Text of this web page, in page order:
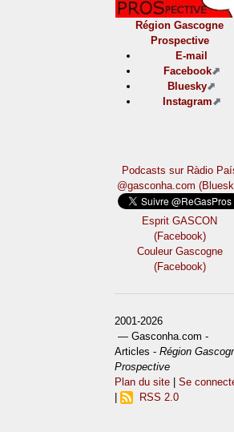
Région Gascogne
Prospective
E-mail
Facebook
Bluesky
Instagram
Podcasts sur Ràdio
@gasconha.com
Esprit GASCON
(Facebook)
Couleur Gascogne
(Facebook)
2001-2026
— Gasconha.com -
Articles -Région
Prospective
Plan du site |Se
RSS 2.0